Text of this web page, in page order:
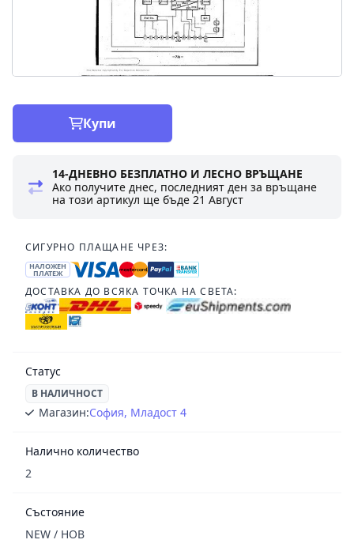
Купи
14-ДНЕВНО БЕЗПЛАТНО И ЛЕСНО ВРЪЩАНЕ
Ако получите днес, последният ден за връщане
на този артикул ще бъде21 Август
СИГУРНО ПЛАЩАНЕ ЧРЕЗ:
НАЛОЖЕН
ПЛАТЕЖ
ДОСТАВКА ДО ВСЯКА ТОЧКА НА СВЕТА:
Статус
В НАЛИЧНОСТ
Магазин:София, Младост 4
Налично количество
2
Състояние
NEW / НОВ